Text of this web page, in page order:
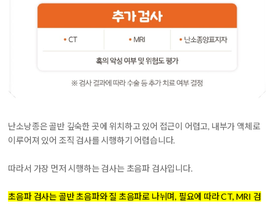
난소낭종은 골반 깊숙한 곳에 위치하고 있어 접근이 어렵고, 내부가 액체로
이루어져 있어 조직 검사를 시행하기 어렵습니다.
따라서 가장 먼저 시행하는 검사는 초음파 검사입니다.
초음파 검사는 골반 초음파와 질 초음파로 나뉘며, 필요에 따라 CT, MRI 검